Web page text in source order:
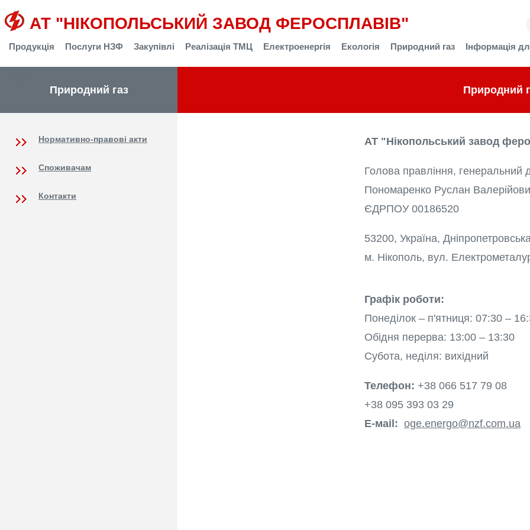
АТ "НІКОПОЛЬСЬКИЙ ЗАВОД ФЕРОСПЛАВІВ"
Продукція Послуги НЗФ Закупівлі Реалізація ТМЦ Електроенергія Екологія Природний газ Інформація
Природний газ
Нормативно-правові акти
Споживачам
Контакти
Природний
АТ "Нікопольський завод
Голова правління, генеральний
Пономаренко Руслан
ЄДРПОУ 00186520
53200, Україна,
м. Нікополь, вул.
Графік роботи:
Понеділок – п'ятниця: 07:30 –
Обідня перерва: 13:00 – 13:30
Субота, неділя: вихідний
Телефон: +38 066 517 79 08
+38 095 393 03 29
E-мail: oge.energo@nzf.com.ua